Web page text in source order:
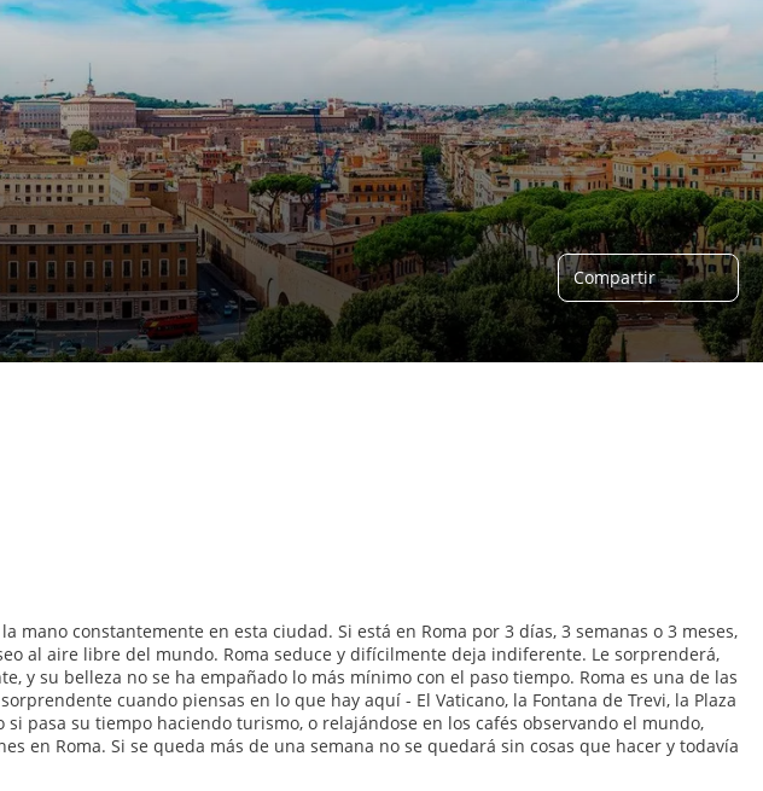
Compartir
mano constantemente en esta ciudad. Si está en Roma por 3 días, 3 semanas o 3 meses,
al aire libre del mundo. Roma seduce y difícilmente deja indiferente. Le sorprenderá,
y su belleza no se ha empañado lo más mínimo con el paso tiempo. Roma es una de las
cuando piensas en lo que hay aquí - El Vaticano, la Fontana de Trevi, la Plaza
si pasa su tiempo haciendo turismo, o relajándose en los cafés observando el mundo,
en Roma. Si se queda más de una semana no se quedará sin cosas que hacer y todavía